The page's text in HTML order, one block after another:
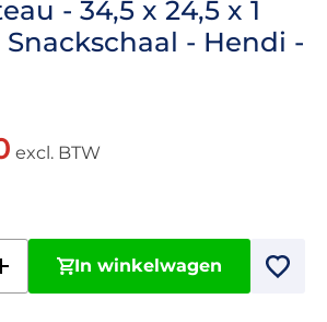
- 34,5 x 24,5 x 1
Snackschaal - Hendi -
excl. BTW
In winkelwagen